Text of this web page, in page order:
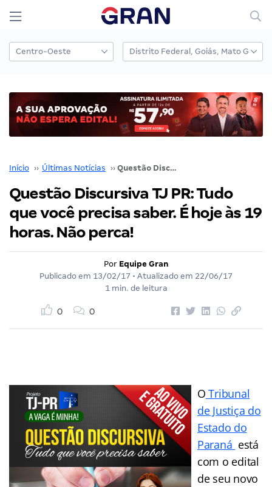
Início ›› Últimas Notícias ›› Questão Discursiva TJ PR: Tudo que você precisa saber. É hoje às 19 horas. Não perca!
Questão Discursiva TJ PR: Tudo
que você precisa saber. É hoje às 19
horas. Não perca!
Por Equipe Gran
Publicado em 13/02/17 • Atualizado em 22/06/17
1 min. de leitura
0 0
O Tribunal
de Justiça do
Estado do
Paraná está
com o edital
de seu novo